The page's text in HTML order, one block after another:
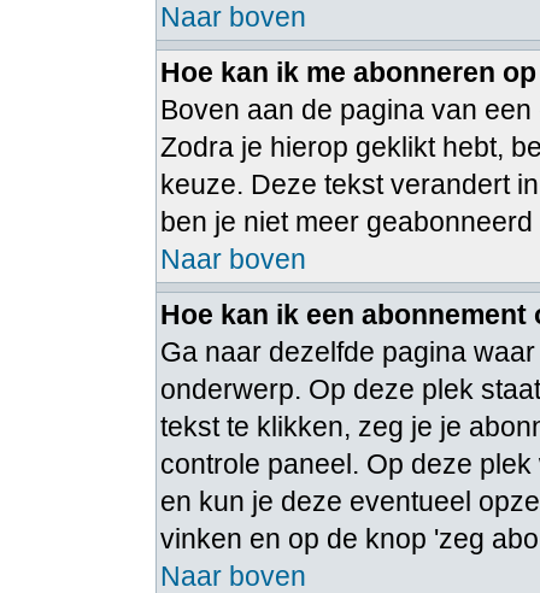
Naar boven
Hoe kan ik me abonneren
Boven aan de pagina van
Zodra je hierop geklikt hebt,
keuze. Deze tekst verandert
ben je niet meer
Naar boven
Hoe kan ik een abonnement
Ga naar dezelfde pagina
onderwerp. Op deze plek
tekst te klikken, zeg je je
controle paneel. Op deze
en kun je deze eventueel
vinken en op de knop 'zeg
Naar boven